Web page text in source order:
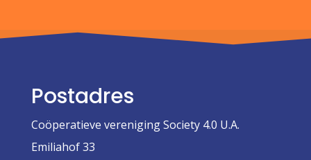
Postadres
Coöperatieve vereniging Society 4.0 U.A.
Emiliahof 33